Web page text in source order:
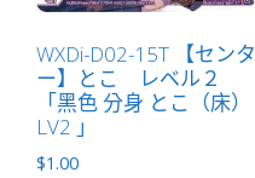
WXDi-D02-15T 【センタ
ー】とこ レベル２
「黑色 分身 とこ（床）
LV2 」
$1.00